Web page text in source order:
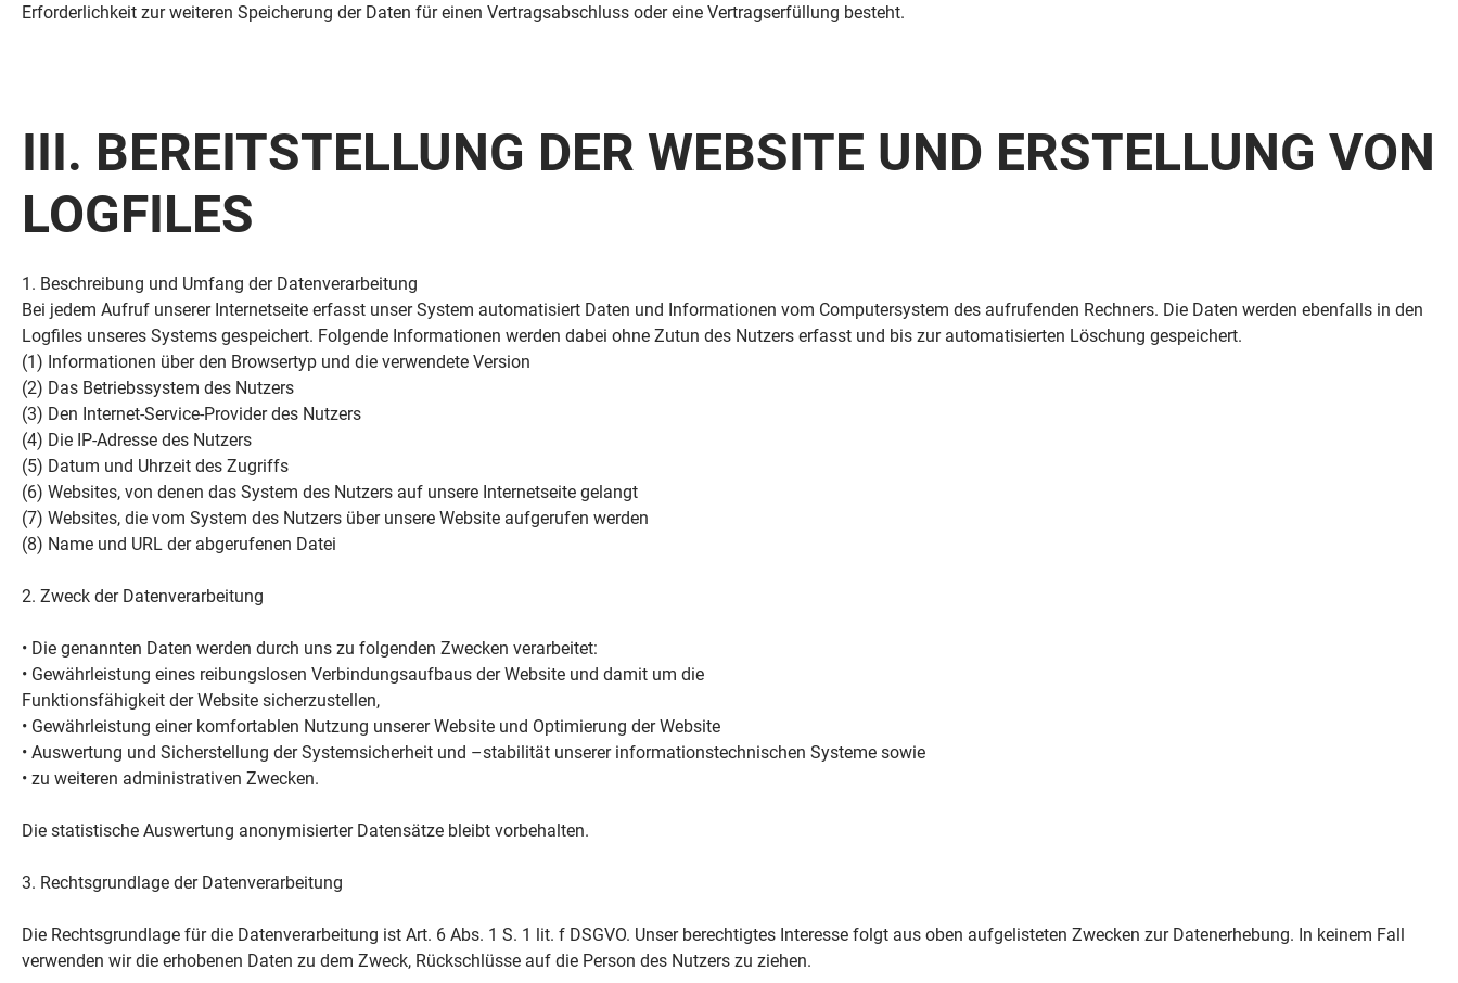
Erforderlichkeit zur weiteren Speicherung der Daten für einen Vertragsabschluss oder eine Vertragserfüllung besteht.
III. BEREITSTELLUNG DER WEBSITE UND ERSTELLUNG VON
LOGFILES
1. Beschreibung und Umfang der Datenverarbeitung
Bei jedem Aufruf unserer Internetseite erfasst unser System automatisiert Daten und Informationen vom Computersystem des aufrufenden Rechners. Die Daten werden ebenfalls in den
Logfiles unseres Systems gespeichert. Folgende Informationen werden dabei ohne Zutun des Nutzers erfasst und bis zur automatisierten Löschung gespeichert.
(1) Informationen über den Browsertyp und die verwendete Version
(2) Das Betriebssystem des Nutzers
(3) Den Internet-Service-Provider des Nutzers
(4) Die IP-Adresse des Nutzers
(5) Datum und Uhrzeit des Zugriffs
(6) Websites, von denen das System des Nutzers auf unsere Internetseite gelangt
(7) Websites, die vom System des Nutzers über unsere Website aufgerufen werden
(8) Name und URL der abgerufenen Datei
2. Zweck der Datenverarbeitung
• Die genannten Daten werden durch uns zu folgenden Zwecken verarbeitet:
• Gewährleistung eines reibungslosen Verbindungsaufbaus der Website und damit um die
Funktionsfähigkeit der Website sicherzustellen,
• Gewährleistung einer komfortablen Nutzung unserer Website und Optimierung der Website
• Auswertung und Sicherstellung der Systemsicherheit und –stabilität unserer informationstechnischen Systeme sowie
• zu weiteren administrativen Zwecken.
Die statistische Auswertung anonymisierter Datensätze bleibt vorbehalten.
3. Rechtsgrundlage der Datenverarbeitung
Die Rechtsgrundlage für die Datenverarbeitung ist Art. 6 Abs. 1 S. 1 lit. f DSGVO. Unser berechtigtes Interesse folgt aus oben aufgelisteten Zwecken zur Datenerhebung. In keinem Fall
verwenden wir die erhobenen Daten zu dem Zweck, Rückschlüsse auf die Person des Nutzers zu ziehen.